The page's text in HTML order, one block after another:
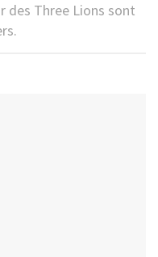
des Three Lions sont